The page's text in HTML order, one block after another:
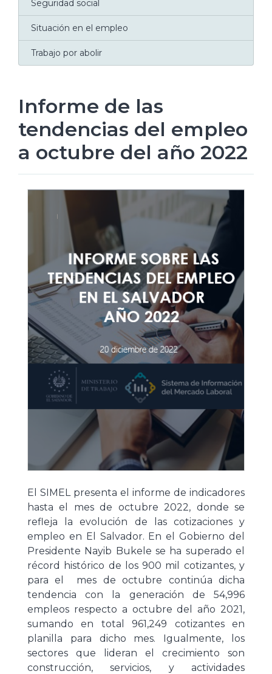
Seguridad social
Situación en el empleo
Trabajo por abolir
Informe de las
tendencias del empleo
a octubre del año 2022
El SIMEL presenta el informe de indicadores
hasta el mes de octubre 2022, donde se
refleja la evolución de las cotizaciones y
empleo en El Salvador. En el Gobierno del
Presidente Nayib Bukele se ha superado el
récord histórico de los 900 mil cotizantes, y
para el mes de octubre continúa dicha
tendencia con la generación de 54,996
empleos respecto a octubre del año 2021,
sumando en total 961,249 cotizantes en
planilla para dicho mes. Igualmente, los
sectores que lideran el crecimiento son
construcción, servicios, y actividades